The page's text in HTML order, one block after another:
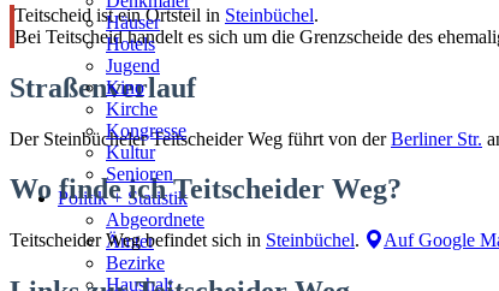
Häuser
Hotels
Jugend
Kino
Kirche
Kongresse
Kultur
Senioren
Stadtführer
Straßen
Politik + Statistik
Abgeordnete
Ämter
Bezirke
Haushalt
Teitscheid ist ein Ortsteil in Steinbüchel.
Bei Teitscheid handelt es sich um die Grenzscheide des
Straßenverlauf
Der Steinbücheler Teitscheider Weg führt von derBerliner Str.
Wo finde ich Teitscheider Weg?
Teitscheider Weg befindet sich in Steinbüchel. Auf Google